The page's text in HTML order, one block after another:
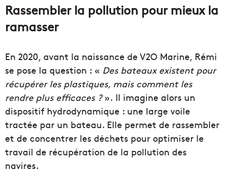
Rassembler la pollution pour mieux la
ramasser
En 2020, avant la naissance de V2O Marine, Rémi
se pose la question : « Des bateaux existent pour
récupérer les plastiques, mais comment les
rendre plus efficaces ?». Il imagine alors un
dispositif hydrodynamique : une large voile
tractée par un bateau. Elle permet de rassembler
et de concentrer les déchets pour optimiser le
travail de récupération de la pollution des
navires.